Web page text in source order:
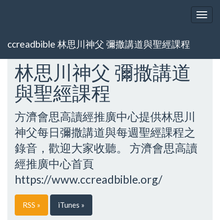
ccreadbible 林思川神父 彌撒講道與聖經課程
林思川神父 彌撒講道
與聖經課程
方濟會思高讀經推廣中心提供林思川
神父每日彌撒講道與每週聖經課程之
錄音，歡迎大家收聽。 方濟會思高讀
經推廣中心首頁
https://www.ccreadbible.org/
RSS » iTunes »